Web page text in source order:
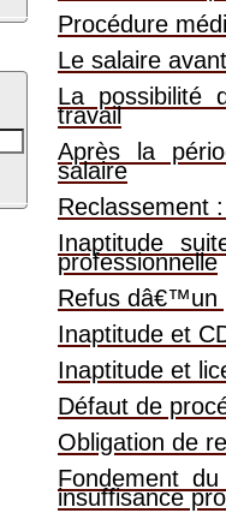
Procédure
Le salaire
La possibilité
travail
Après la
salaire
Reclassement
Inaptitude
professionnelle
Refus dâ€™un
Inaptitude et
Inaptitude et
Défaut de
Obligation de
Fondement
insuffisance